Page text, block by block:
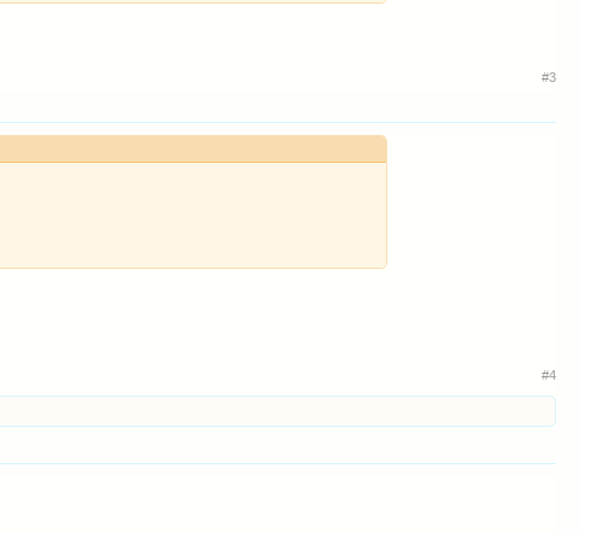
примерно в 20 миллиардов долларов. В
которая предусматривает строгие
внебрачных детей и пропуск пятничной
#3
#4